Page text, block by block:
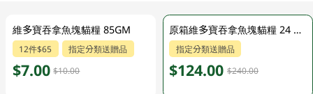
維多寶吞拿魚塊貓糧 85GM
12件$65 指定分類送贈品
$7.00 $10.00
原箱維多寶吞拿魚塊貓糧 24 X 85GM
指定分類送贈品
$124.00 $240.00